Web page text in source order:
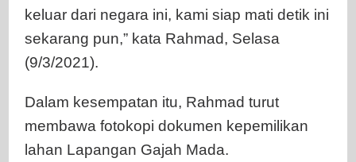
keluar dari negara ini, kami siap mati detik ini
sekarang pun,” kata Rahmad, Selasa
(9/3/2021).
Dalam kesempatan itu, Rahmad turut
membawa fotokopi dokumen kepemilikan
lahan Lapangan Gajah Mada.